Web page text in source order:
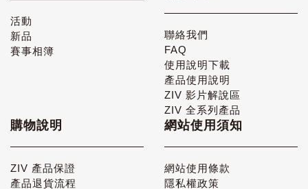
活動
新品
賽事相簿
聯絡我們
FAQ
使用說明下載
產品使用說明
ZIV 影片解說區
ZIV 全系列產品
購物說明
ZIV 產品保證
產品退貨流程
網站使用須知
網站使用條款
隱私權政策